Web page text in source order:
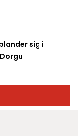
sig i